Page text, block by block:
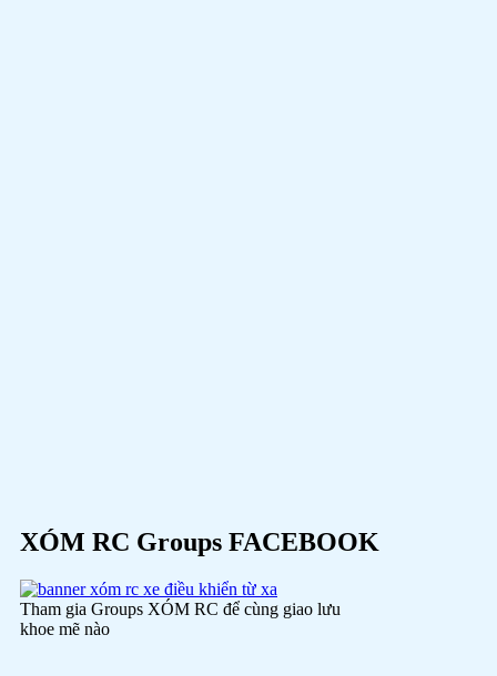
XÓM RC Groups FACEBOOK
Tham gia Groups XÓM RC để cùng giao lưu
khoe mẽ nào